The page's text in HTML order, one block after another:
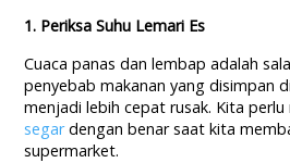
1. Periksa Suhu Lemari Es
Cuaca panas dan lembap adalah
penyebab makanan yang disimpan
menjadi lebih cepat rusak. Kita
segardengan benar saat kita
supermarket.